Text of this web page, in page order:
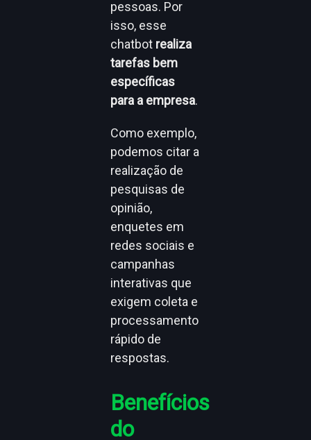
pessoas. Por
isso, esse
chatbot realiza
tarefas bem
específicas
para a empresa.
Como exemplo,
podemos citar a
realização de
pesquisas de
opinião,
enquetes em
redes sociais e
campanhas
interativas que
exigem coleta e
processamento
rápido de
respostas.
Benefícios
do